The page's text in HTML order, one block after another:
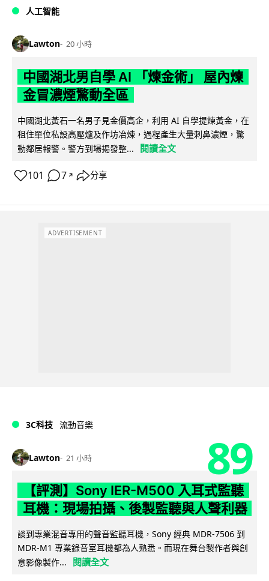
人工智能
Lawton 20 小時
中國湖北男自學 AI 「煉金術」 屋內煉
金冒濃煙驚動全區
中國湖北黃石一名男子見金價高企，利用 AI 自學提煉黃金，在
租住單位私設高壓爐及作坊冶煉，過程產生大量刺鼻濃煙，驚
動鄰居報警。警方到場揭發整...
閱讀全文
101 7 ↗ 分享
ADVERTISEMENT
3C科技 流動音樂
Lawton 21 小時 89
【評測】Sony IER-M500 入耳式監聽
耳機：現場拍攝、後製監聽與人聲利器
談到專業混音專用的聲音監聽耳機，Sony 經典 MDR-7506 到
MDR-M1 專業錄音室耳機都為人熟悉。而現在舞台製作者與創
意影像製作...
閱讀全文